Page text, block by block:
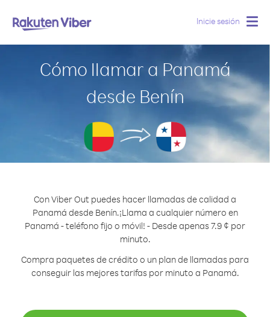
Inicie sesión
Cómo llamar a Panamá
desde Benín
Con Viber Out puedes hacer llamadas de calidad a
Panamá desde Benín.¡Llama a cualquier número en
Panamá - teléfono fijo o móvil! - Desde apenas 7.9 ¢ por
minuto.
Compra paquetes de crédito o un plan de llamadas para
conseguir las mejores tarifas por minuto a Panamá.